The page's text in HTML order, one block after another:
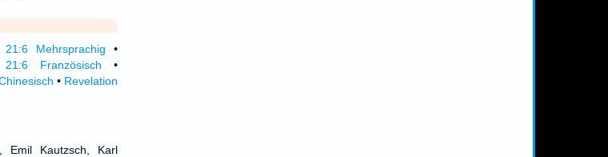
21:6 Mehrsprachig •
21:6 Französisch •
• Revelation
Emil Kautzsch, Karl